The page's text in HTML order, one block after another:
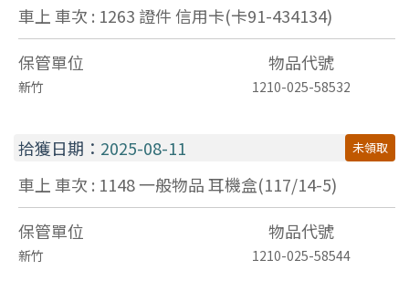
車上 車次 : 1263 證件信用卡(卡91-434134)
保管單位
物品代號
新竹 1210-025-58532
拾獲日期： 2025-08-11 未領取
車上 車次 : 1148一般物品耳機盒(117/14-5)
保管單位
物品代號
新竹 1210-025-58544